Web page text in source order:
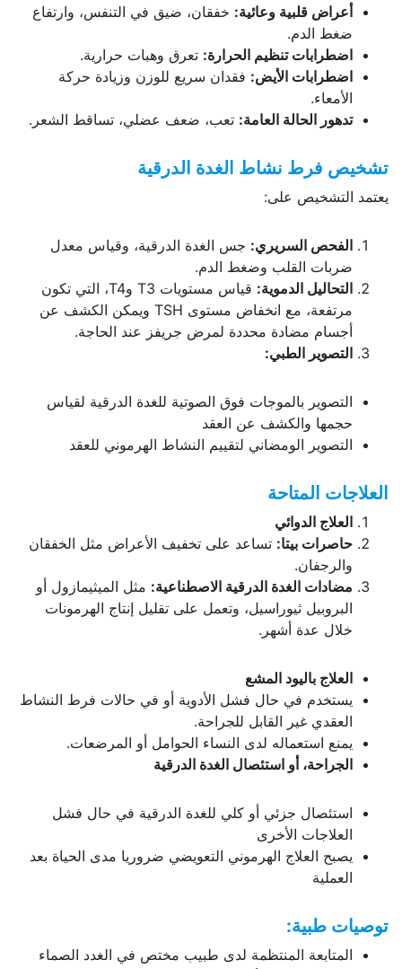
أعراض قلبية وعائية: خفقان، ضيق في التنفس، وارتفاع
ضغط الدم.
اضطرابات تنظيم الحرارة: تعرق وهبات حرارية.
اضطرابات الأيض: فقدان سريع للوزن وزيادة حركة
الأمعاء.
تدهور الحالة العامة: تعب، ضعف عضلي، تساقط الشعر.
تشخيص فرط نشاط الغدة الدرقية
يعتمد التشخيص على:
الفحص السريري: جس الغدة الدرقية، وقياس معدل
ضربات القلب وضغط الدم.
التحاليل الدموية:
قياس مستويات T3 وT4، التي تكون
مرتفعة، مع انخفاض مستوى TSH ويمكن الكشف عن
أجسام مضادة محددة لمرض جريفز عند الحاجة.
التصوير الطبي:
التصوير بالموجات فوق الصوتية للغدة الدرقية لقياس
حجمها والكشف عن العقد
التصوير الومضاني لتقييم النشاط الهرموني للعقد
العلاجات المتاحة
العلاج الدوائي
حاصرات بيتا: تساعد على تخفيف الأعراض مثل الخفقان
والرجفان.
مضادات الغدة الدرقية الاصطناعية: مثل الميثيمازول أو
البروبيل ثيوراسيل، وتعمل على تقليل إنتاج الهرمونات
خلال عدة أشهر.
العلاج باليود المشع
يستخدم في حال فشل الأدوية أو في حالات فرط النشاط
العقدي غير القابل للجراحة.
يمنع استعماله لدى النساء الحوامل أو المرضعات.
الجراحة، أو استئصال الغدة الدرقية
استئصال جزئي أو كلي للغدة الدرقية في حال فشل
العلاجات الأخرى
يصبح العلاج الهرموني التعويضي ضروريا مدى الحياة بعد
العملية
توصيات طبية:
المتابعة المنتظمة لدى طبيب مختص في الغدد الصماء